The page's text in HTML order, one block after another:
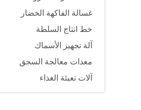
غسالة الفاكهة الخضار
خط انتاج السلطة
آلة تجهيز الأسماك
معدات معالجة السجق
آلات تعبئة الغذاء